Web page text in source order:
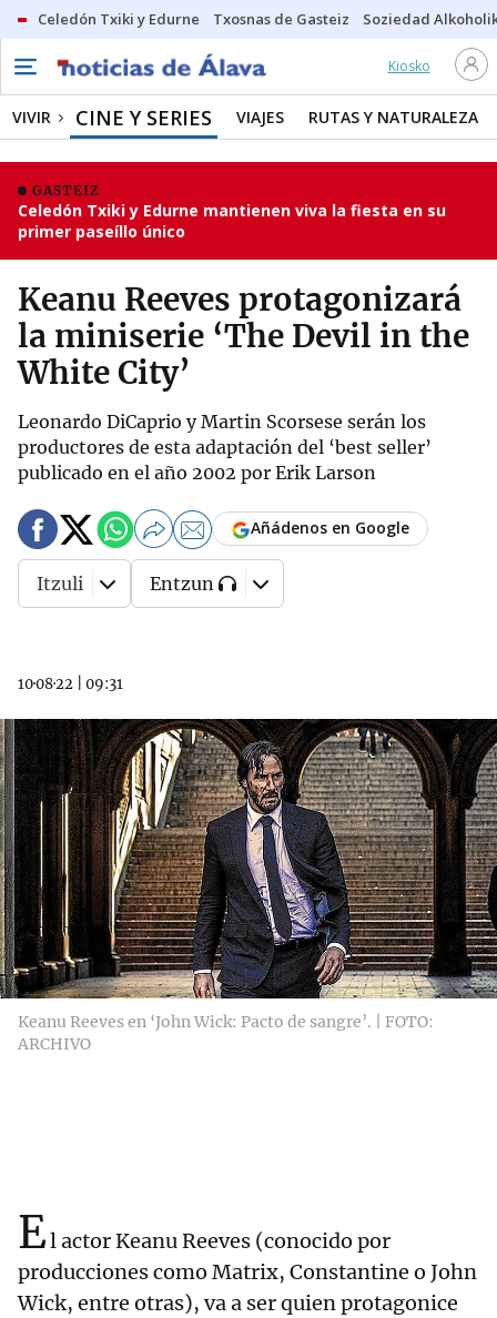
Celedón Txiki y Edurne Txosnas de Gasteiz Soziedad
Kiosko
VIVIR CINE Y SERIES VIAJES RUTAS Y NATURALEZA
GASTEIZ
Celedón Txiki y Edurne mantienen viva la fiesta en su
primer paseíllo único
Keanu Reeves protagonizará
la miniserie ‘The Devil in the
White City’
Leonardo DiCaprio y Martin Scorsese serán los
productores de esta adaptación del ‘best seller’
publicado en el año 2002 por Erik Larson
10·08·22 09:31
Añádenos en Google
Itzuli Entzun
Keanu Reeves en ‘John Wick: Pacto de sangre’. | FOTO:
ARCHIVO
El actor Keanu Reeves (conocido por
producciones como Matrix, Constantine o John
Wick, entre otras), va a ser quien protagonice